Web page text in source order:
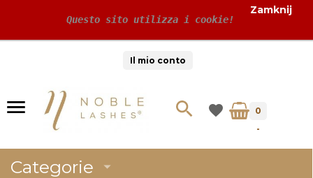
Questo sito utilizza i cookie!
Zamknij
Il mio conto
0
-
Categorie